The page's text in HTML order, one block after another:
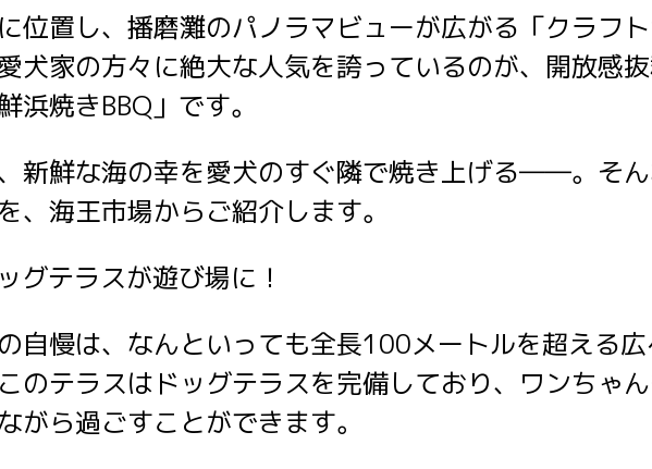
位置し、播磨灘のパノラマビューが広がる「クラフ
犬家の方々に絶大な人気を誇っているのが、開放感
浜焼きBBQ」です。
新鮮な海の幸を愛犬のすぐ隣で焼き上げる――。そ
、海王市場からご紹介します。
テラスが遊び場に！
自慢は、なんといっても全長100メートルを超える
のテラスはドッグテラスを完備しており、ワンちゃ
がら過ごすことができます。